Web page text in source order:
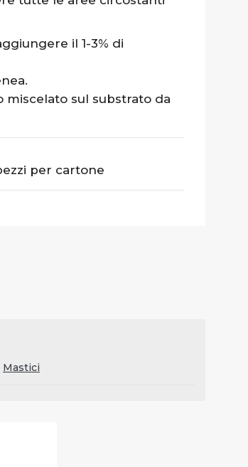
il 1-3% di
sul substrato da
per cartone
Mastici